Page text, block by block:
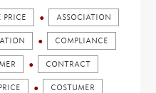
PRICE ASSOCIATION
COMPLIANCE
CONTRACT
COSTUMER